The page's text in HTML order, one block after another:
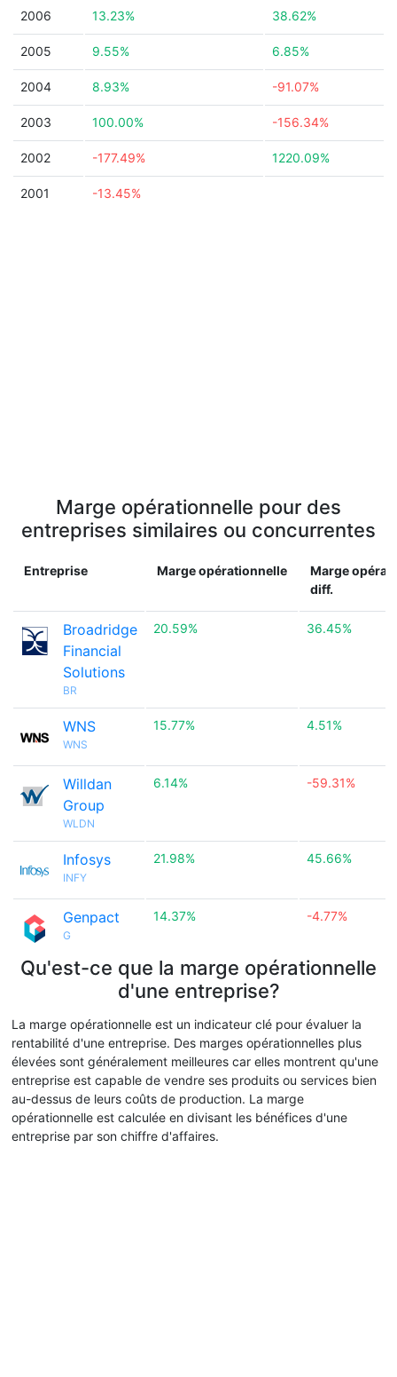
2006 13.23% 38.62%
2005 9.55% 6.85%
2004 8.93% -91.07%
2003 100.00% -156.34%
2002 -177.49% 1220.09%
2001 -13.45%
Marge opérationnelle pour des
entreprises similaires ou concurrentes
Entreprise Marge opérationnelle
Marge
diff.
Broadridge
Financial
Solutions
BR
20.59% 36.45%
WNS
WNS
15.77% 4.51%
Willdan
Group
WLDN
6.14% -59.31%
Infosys
INFY
21.98% 45.66%
Genpact
G
14.37% -4.77%
Qu'est-ce que la marge opérationnelle
d'une entreprise?
La marge opérationnelle est un indicateur clé pour évaluer la
rentabilité d'une entreprise. Des marges opérationnelles plus
élevées sont généralement meilleures car elles montrent qu'une
entreprise est capable de vendre ses produits ou services bien
au-dessus de leurs coûts de production. La marge
opérationnelle est calculée en divisant les bénéfices d'une
entreprise par son chiffre d'affaires.